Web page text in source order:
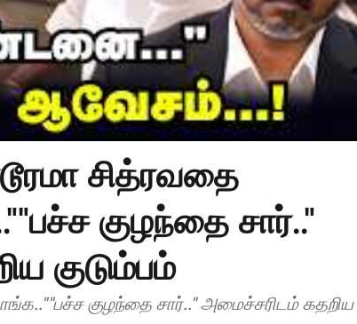
சித்ரவதை
குழந்தை சார்.."
குடும்பம்
குழந்தை சார்.." அமைச்சரிடம் கதறிய